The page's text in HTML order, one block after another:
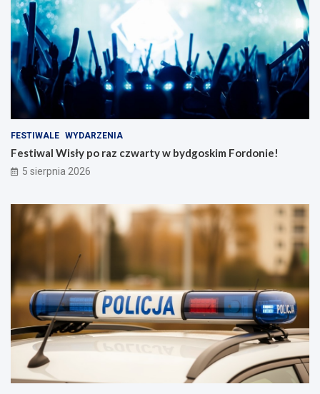
FESTIWALE WYDARZENIA
Festiwal Wisły po raz czwarty w bydgoskim Fordonie!
5 sierpnia 2026